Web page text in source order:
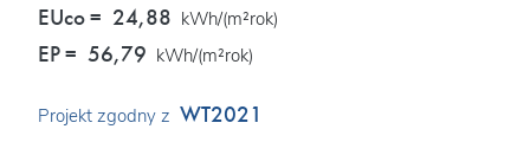
EUco = 24,88 kWh/(m²rok)
EP = 56,79 kWh/(m²rok)
Projekt zgodny z WT2021